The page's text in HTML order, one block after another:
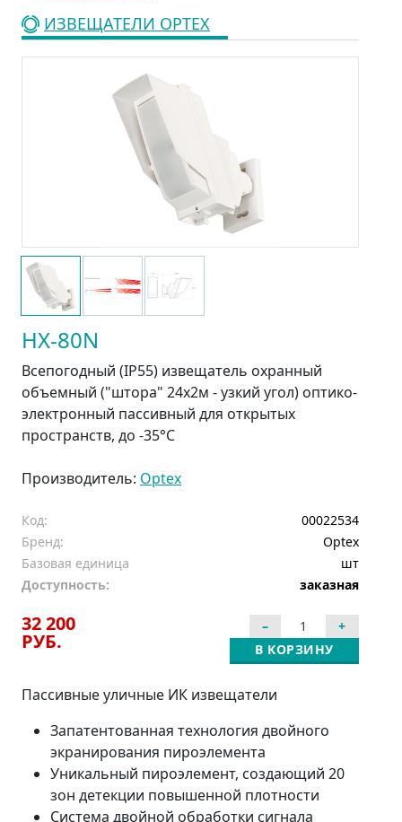
ИЗВЕЩАТЕЛИ OPTEX
HX-80N
Всепогодный (IP55) извещатель охранный
объемный ("штора" 24х2м - узкий угол) оптико-
электронный пассивный для открытых
пространств, до -35°С
Производитель: Optex
Код:
00022534
Бренд:
Optex
Базовая единица
шт
Доступность:
заказная
32 200
РУБ. В КОРЗИНУ
Пассивные уличные ИК извещатели
Запатентованная технология двойного
экранирования пироэлемента
Уникальный пироэлемент, создающий 20
зон детекции повышенной плотности
Система двойной обработки сигнала